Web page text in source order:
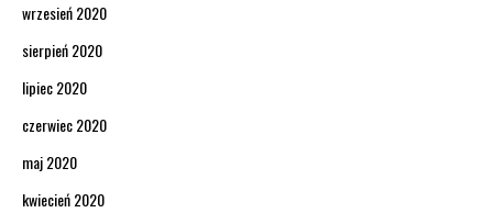
wrzesień 2020
sierpień 2020
lipiec 2020
czerwiec 2020
maj 2020
kwiecień 2020